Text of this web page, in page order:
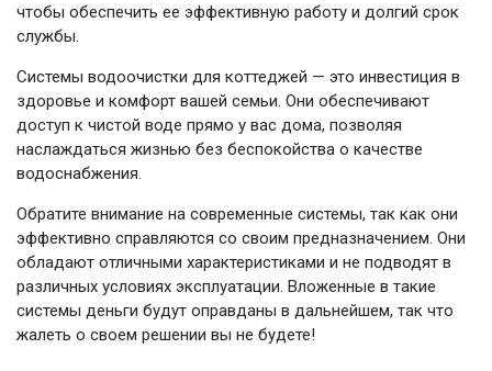
чтобы обеспечить ее эффективную работу и долгий срок
службы.
Системы водоочистки для коттеджей — это инвестиция в
здоровье и комфорт вашей семьи. Они обеспечивают
доступ к чистой воде прямо у вас дома, позволяя
наслаждаться жизнью без беспокойства о качестве
водоснабжения.
Обратите внимание на современные системы, так как они
эффективно справляются со своим предназначением. Они
обладают отличными характеристиками и не подводят в
различных условиях эксплуатации. Вложенные в такие
системы деньги будут оправданы в дальнейшем, так что
жалеть о своем решении вы не будете!